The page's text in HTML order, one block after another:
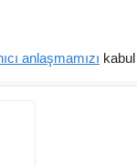
anlaşmamızı kabul